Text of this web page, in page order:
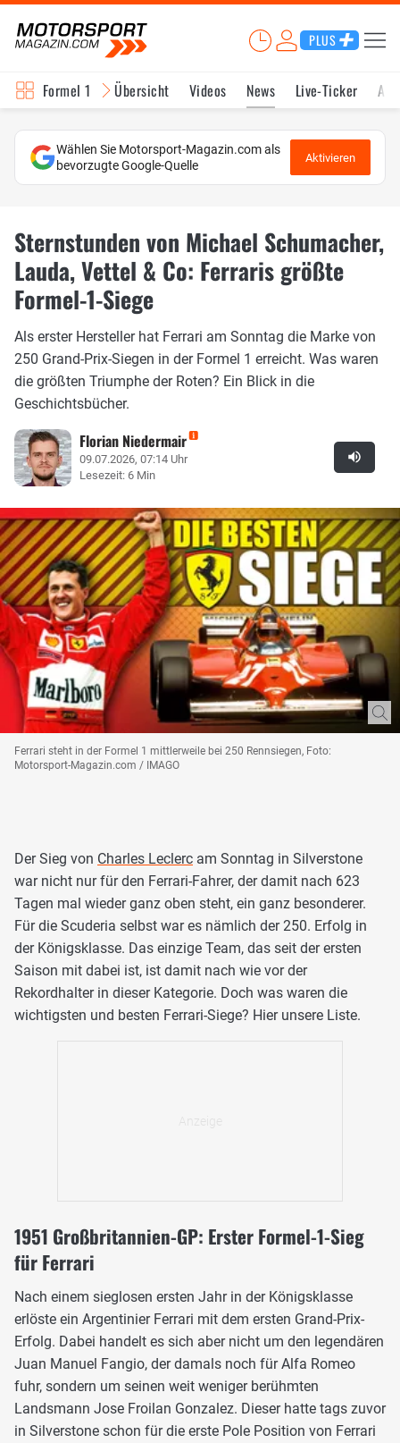
PLUS
Formel 1 Übersicht Videos News Live-Ticker
Wählen Sie Motorsport-Magazin.com als
bevorzugte Google-Quelle
Aktivieren
Sternstunden von Michael Schumacher,
Lauda, Vettel & Co: Ferraris größte
Formel-1-Siege
Als erster Hersteller hat Ferrari am Sonntag die Marke von
250 Grand-Prix-Siegen in der Formel 1 erreicht. Was waren
die größten Triumphe der Roten? Ein Blick in die
Geschichtsbücher.
Florian Niedermair
09.07.2026, 07:14 Uhr
Lesezeit: 6 Min
Ferrari steht in der Formel 1 mittlerweile bei 250 Rennsiegen, Foto:
Motorsport-Magazin.com / IMAGO
Der Sieg von Charles Leclerc am Sonntag in Silverstone
war nicht nur für den Ferrari-Fahrer, der damit nach 623
Tagen mal wieder ganz oben steht, ein ganz besonderer.
Für die Scuderia selbst war es nämlich der 250. Erfolg in
der Königsklasse. Das einzige Team, das seit der ersten
Saison mit dabei ist, ist damit nach wie vor der
Rekordhalter in dieser Kategorie. Doch was waren die
wichtigsten und besten Ferrari-Siege? Hier unsere Liste.
1951 Großbritannien-GP: Erster Formel-1-Sieg
für Ferrari
Nach einem sieglosen ersten Jahr in der Königsklasse
erlöste ein Argentinier Ferrari mit dem ersten Grand-Prix-
Erfolg. Dabei handelt es sich aber nicht um den legendären
Juan Manuel Fangio, der damals noch für Alfa Romeo
fuhr, sondern um seinen weit weniger berühmten
Landsmann Jose Froilan Gonzalez. Dieser hatte tags zuvor
in Silverstone schon für die erste Pole Position von Ferrari